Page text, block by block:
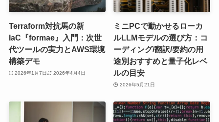
Terraform対抗馬の新
IaC『formae』入門：次世
代ツールの実力とAWS環境
構築デモ
2026年1月7日 2026年4月4日
ミニPCで動かせるローカ
ルLLMモデルの選び方：コ
ーディング/翻訳/要約の用
途別おすすめと量子化レベ
ルの目安
2026年5月21日